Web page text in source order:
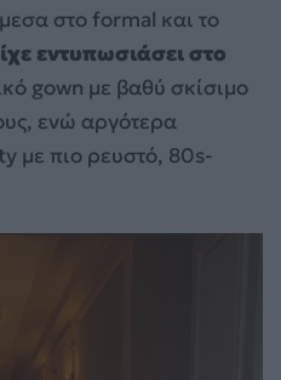
στο formal και το
εντυπωσιάσει στο
gown με βαθύ σκίσιμο
ενώ αργότερα
με πιο ρευστό, 80s-